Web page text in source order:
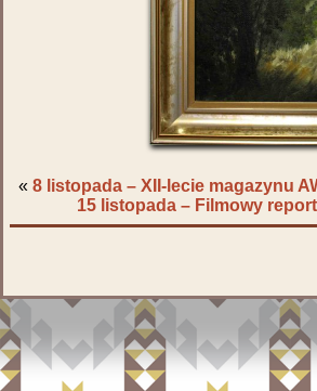
« 8 listopada – XII-lecie magazynu
15 listopada – Filmowy